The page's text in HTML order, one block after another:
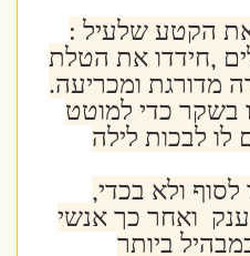
הקטע שלעיל :
,חידדו את הטלת
ומכריעה.
כדי למוטט
לבכות לילה
ולא בכדי,
ואחר כך אנשי
ביותר